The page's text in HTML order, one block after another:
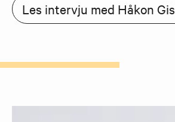
Les intervju med Håkon